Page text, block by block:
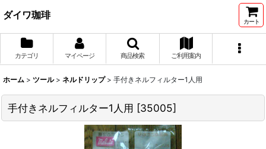
ダイワ珈琲
カート
カテゴリ マイページ 商品検索 ご利用案内
ホーム > ツール > ネルドリップ > 手付きネルフィルター1人用
手付きネルフィルター1人用 [35005]